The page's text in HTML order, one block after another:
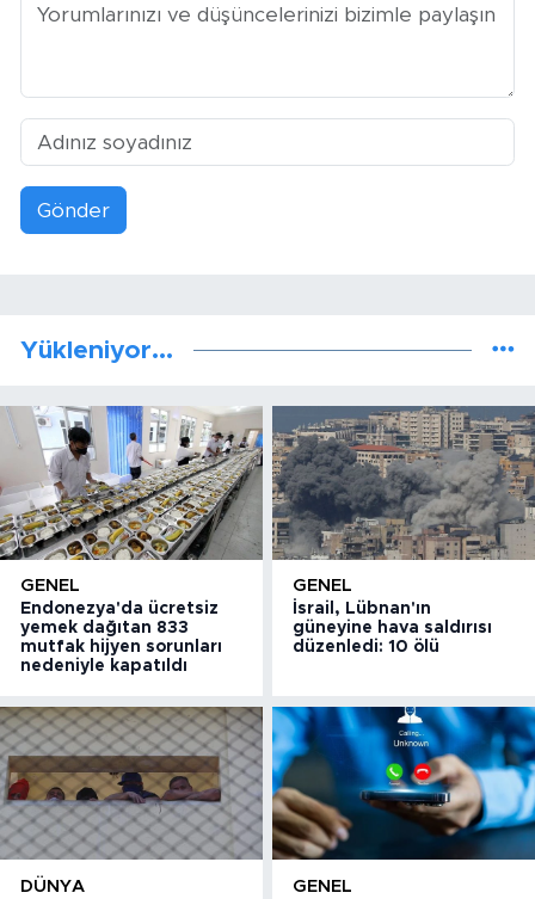
Gönder
Yükleniyor...
GENEL
Endonezya'da ücretsiz
yemek dağıtan 833
mutfak hijyen sorunları
nedeniyle kapatıldı
GENEL
İsrail, Lübnan'ın
güneyine hava saldırısı
düzenledi: 10 ölü
DÜNYA GENEL